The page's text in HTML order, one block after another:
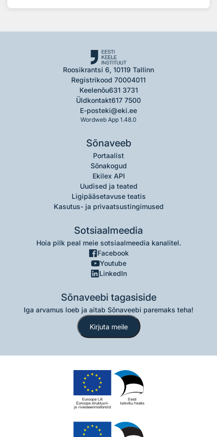
Roosikrantsi 6, 10119 Tallinn
Registrikood 70004011
Keelenõu631 3731
Üldkontakt617 7500
E-posteki@eki.ee
Wordweb App 1.48.0
Sõnaveeb
Portaalist
Sõnakogud
Ekilex API
Uudised ja teated
Ligipääsetavuse teatis
Kasutus- ja privaatsustingimused
Sotsiaalmeedia
Hoia pilk peal meie sotsiaalmeedia kanalitel.
Facebook
Youtube
LinkedIn
Sõnaveebi tagasiside
Iga arvamus loeb ja aitab Sõnaveebi paremaks teha!
Kirjuta meile